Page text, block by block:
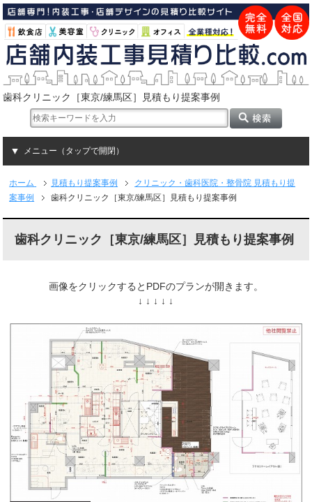
歯科クリニック［東京/練馬区］見積もり提案事例
メニュー（タップで開閉）
ホーム 見積もり提案事例
クリニック・歯科医院・整骨院 見積もり提
案事例
歯科クリニック［東京/練馬区］見積もり提案事例
歯科クリニック［東京/練馬区］見積もり提案事例
画像をクリックするとPDFのプランが開きます。
↓ ↓ ↓ ↓ ↓